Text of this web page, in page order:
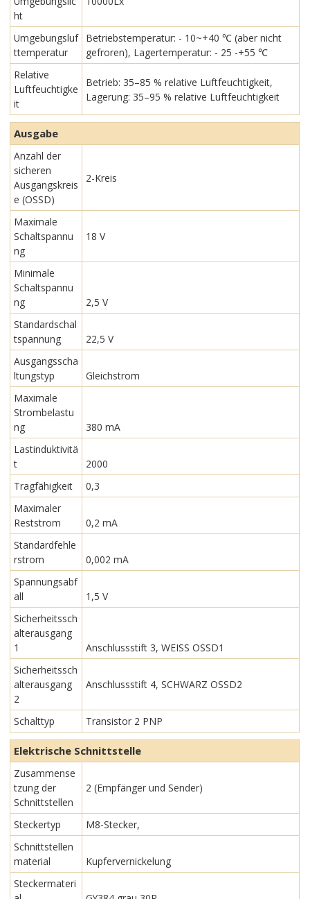
ht
Umgebungsluf
ttemperatur
Betriebstemperatur: - 10~+40 ℃ (aber nicht
gefroren), Lagertemperatur: - 25 -+55 ℃
Relative
Luftfeuchtigke
it
Betrieb: 35–85 % relative Luftfeuchtigkeit,
Lagerung: 35–95 % relative Luftfeuchtigkeit
Ausgabe
Anzahl der
sicheren
Ausgangskreis
e (OSSD)
2-Kreis
Maximale
Schaltspannu
ng
18 V
Minimale
Schaltspannu
ng
2,5 V
Standardschal
tspannung
22,5 V
Ausgangsscha
ltungstyp
Gleichstrom
Maximale
Strombelastu
ng
380 mA
Lastinduktivitä
t
2000
Tragfähigkeit
0,3
Maximaler
Reststrom
0,2 mA
Standardfehle
rstrom
0,002 mA
Spannungsabf
all
1,5 V
Sicherheitssch
alterausgang
1
Anschlussstift 3, WEISS OSSD1
Sicherheitssch
alterausgang
2
Anschlussstift 4, SCHWARZ OSSD2
Schalttyp Transistor 2 PNP
Elektrische Schnittstelle
Zusammense
tzung der
Schnittstellen
2 (Empfänger und Sender)
Steckertyp
M8-Stecker,
Schnittstellen
material
Kupfervernickelung
Steckermateri